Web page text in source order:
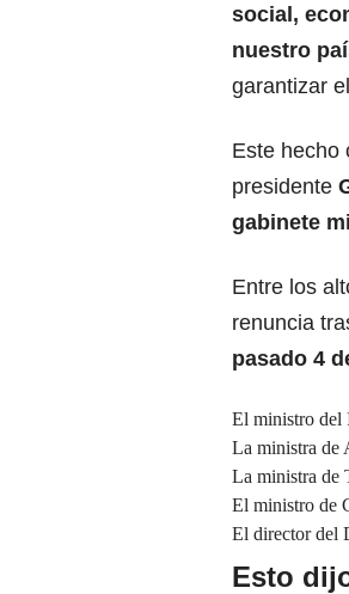
social,
nuestro
garantizar
Este hecho
presidente
gabinete
Entre los
renuncia
pasado 4
El ministro del
La ministra de
La ministra de
El ministro de
El director del
Esto